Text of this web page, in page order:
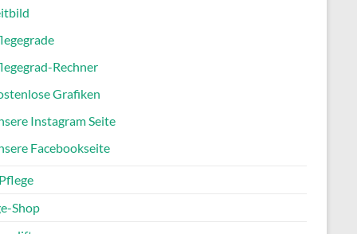
Rechner
Grafiken
Instagram Seite
Facebookseite
Shop